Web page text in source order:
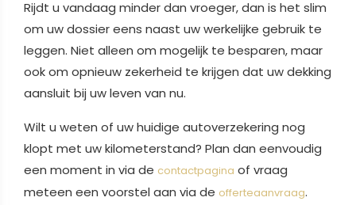
Rijdt u vandaag minder dan vroeger, dan is het slim
om uw dossier eens naast uw werkelijke gebruik te
leggen. Niet alleen om mogelijk te besparen, maar
ook om opnieuw zekerheid te krijgen dat uw dekking
aansluit bij uw leven van nu.
Wilt u weten of uw huidige autoverzekering nog
klopt met uw kilometerstand? Plan dan eenvoudig
een moment in via de contactpagina of vraag
meteen een voorstel aan via de offerteaanvraag.